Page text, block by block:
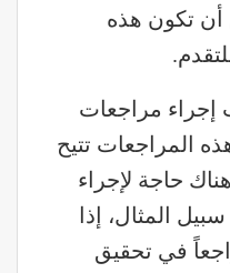
أن تكون هذه
إجراء مراجعات
المراجعات تتيح
حاجة لإجراء
المثال، إذا
في تحقيق